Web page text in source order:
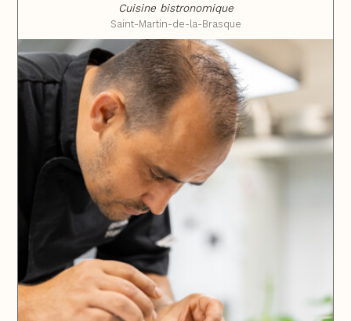
Cuisine bistronomique
Saint-Martin-de-la-Brasque